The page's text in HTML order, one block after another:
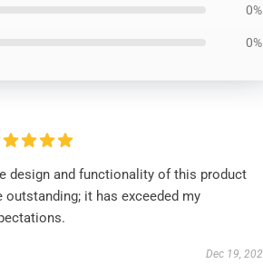
0%
0%
design and functionality of this product
outstanding; it has exceeded my
Dec 19,